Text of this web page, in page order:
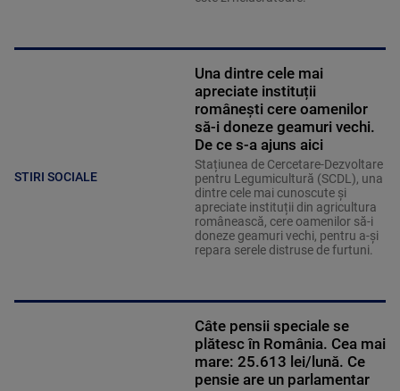
STIRI SOCIALE
Una dintre cele mai
apreciate instituții
românești cere oamenilor
să-i doneze geamuri vechi.
De ce s-a ajuns aici
Stațiunea de Cercetare-Dezvoltare
pentru Legumicultură (SCDL), una
dintre cele mai cunoscute și
apreciate instituții din agricultura
românească, cere oamenilor să-i
doneze geamuri vechi, pentru a-și
repara serele distruse de furtuni.
Câte pensii speciale se
plătesc în România. Cea mai
mare: 25.613 lei/lună. Ce
pensie are un parlamentar